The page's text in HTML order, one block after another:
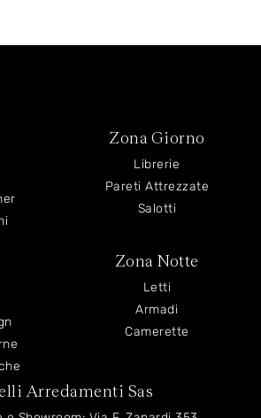
Zona Giorno
Librerie
Pareti Attrezzate
Salotti
Zona Notte
Letti
Armadi
Camerette
Arredamenti Sas